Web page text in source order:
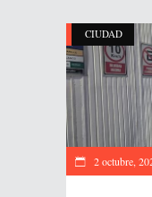
CIUDAD
2 octubre,